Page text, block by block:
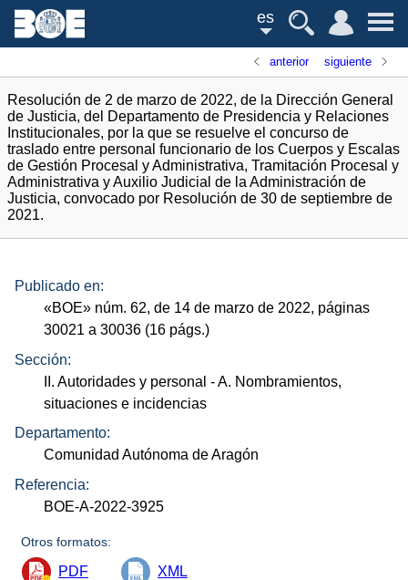
es
anterior siguiente
Resolución de 2 de marzo de 2022, de la Dirección General
de Justicia, del Departamento de Presidencia y Relaciones
Institucionales, por la que se resuelve el concurso de
traslado entre personal funcionario de los Cuerpos y Escalas
de Gestión Procesal y Administrativa, Tramitación Procesal y
Administrativa y Auxilio Judicial de la Administración de
Justicia, convocado por Resolución de 30 de septiembre de
2021.
Publicado en:
«BOE» núm. 62, de 14 de marzo de 2022, páginas
30021 a 30036 (16 págs.)
Sección:
II. Autoridades y personal - A. Nombramientos,
situaciones e incidencias
Departamento:
Comunidad Autónoma de Aragón
Referencia:
BOE-A-2022-3925
Otros formatos:
PDF XML